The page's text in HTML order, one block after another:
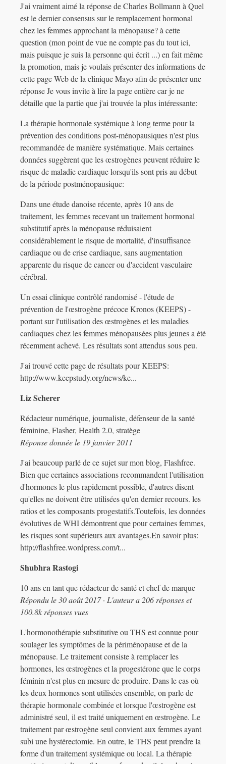
J'ai vraiment aimé la réponse de Charles Bollmann à Quel
est le dernier consensus sur le remplacement hormonal
chez les femmes approchant la ménopause? à cette
question (mon point de vue ne compte pas du tout ici,
mais puisque je suis la personne qui écrit ...) en fait même
la promotion, mais je voulais présenter des informations de
cette page Web de la clinique Mayo afin de présenter une
réponse Je vous invite à lire la page entière car je ne
détaille que la partie que j'ai trouvée la plus intéressante:
La thérapie hormonale systémique à long terme pour la
prévention des conditions post-ménopausiques n'est plus
recommandée de manière systématique. Mais certaines
données suggèrent que les œstrogènes peuvent réduire le
risque de maladie cardiaque lorsqu'ils sont pris au début
de la période postménopausique:
Dans une étude danoise récente, après 10 ans de
traitement, les femmes recevant un traitement hormonal
substitutif après la ménopause réduisaient
considérablement le risque de mortalité, d'insuffisance
cardiaque ou de crise cardiaque, sans augmentation
apparente du risque de cancer ou d'accident vasculaire
cérébral.
Un essai clinique contrôlé randomisé - l'étude de
prévention de l'œstrogène précoce Kronos (KEEPS) -
portant sur l'utilisation des œstrogènes et les maladies
cardiaques chez les femmes ménopausées plus jeunes a été
récemment achevé. Les résultats sont attendus sous peu.
J'ai trouvé cette page de résultats pour KEEPS:
http://www.keepstudy.org/news/ke...
Liz Scherer
Rédacteur numérique, journaliste, défenseur de la santé
féminine, Flasher, Health 2.0, stratège
Réponse donnée le 19 janvier 2011
J'ai beaucoup parlé de ce sujet sur mon blog, Flashfree.
Bien que certaines associations recommandent l'utilisation
d'hormones le plus rapidement possible, d'autres disent
qu'elles ne doivent être utilisées qu'en dernier recours. les
ratios et les composants progestatifs.Toutefois, les données
évolutives de WHI démontrent que pour certaines femmes,
les risques sont supérieurs aux avantages.En savoir plus:
http://flashfree.wordpress.com/t...
Shubhra Rastogi
10 ans en tant que rédacteur de santé et chef de marque
Répondu le 30 août 2017 · L'auteur a 206 réponses et
100.8k réponses vues
L'hormonothérapie substitutive ou THS est connue pour
soulager les symptômes de la périménopause et de la
ménopause. Le traitement consiste à remplacer les
hormones, les œstrogènes et la progestérone que le corps
féminin n'est plus en mesure de produire. Dans le cas où
les deux hormones sont utilisées ensemble, on parle de
thérapie hormonale combinée et lorsque l'œstrogène est
administré seul, il est traité uniquement en œstrogène. Le
traitement par œstrogène seul convient aux femmes ayant
subi une hystérectomie. En outre, le THS peut prendre la
forme d'un traitement systémique ou local. La thérapie